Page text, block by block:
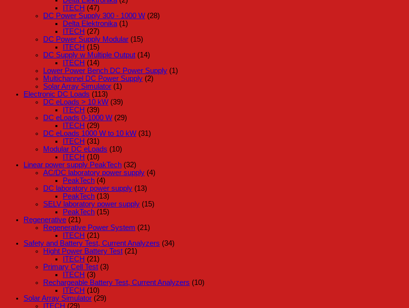
ITECH (47)
DC Power Supply 300 - 1000 W (28)
Delta Elektronika (1)
ITECH (27)
DC Power Supply Modular (15)
ITECH (15)
DC Supply w Multiple Output (14)
ITECH (14)
Lower Power Bench DC Power Supply (1)
Multichannel DC Power Supply (2)
Solar Array Simulator (1)
Electronic DC Loads (113)
DC eLoads > 10 kW (39)
ITECH (39)
DC eLoads 0-1000 W (29)
ITECH (29)
DC eLoads 1000 W to 10 kW (31)
ITECH (31)
Modular DC eLoads (10)
ITECH (10)
Linear power supply PeakTech (32)
AC/DC laboratory power supply (4)
PeakTech (4)
DC laboratory power supply (13)
PeakTech (13)
SELV laboratory power supply (15)
PeakTech (15)
Regenerative (21)
Regenerative Power System (21)
ITECH (21)
Safety and Battery Test, Current Analyzers (34)
Hight Power Battery Test (21)
ITECH (21)
Primary Cell Test (3)
ITECH (3)
Rechargeable Battery Test, Current Analyzers (10)
ITECH (10)
Solar Array Simulator (29)
ITECH (29)